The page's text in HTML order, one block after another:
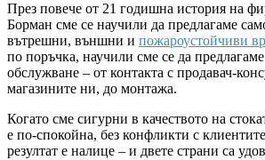
През повече от 21 годишна история на
Борман сме се научили да предлагаме
вътрешни, външни и пожароустойчиви
по поръчка, научили сме се да
обслужване – от контакта с продавач-
магазините ни, до монтажа.
Когато сме сигурни в качеството на
е по-спокойна, без конфликти с
резултат е налице – и двете страни са